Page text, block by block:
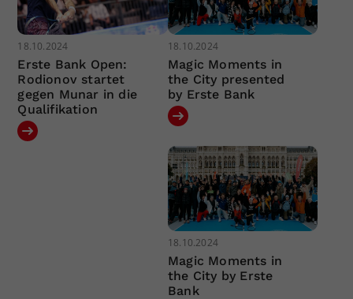
18.10.2024
Erste Bank Open:
Rodionov startet
gegen Munar in die
Qualifikation
18.10.2024
Magic Moments in
the City presented
by Erste Bank
18.10.2024
Magic Moments in
the City by Erste
Bank